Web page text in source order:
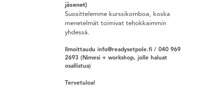
jäsenet)
Suosittelemme kurssikomboa, koska
menetelmät toimivat tehokkaimmin
yhdessä.
Ilmoittaudu info@readysetpole.fi / 040 969
2693 (Nimesi + workshop, jolle haluat
osallistua)
Tervetuloa!